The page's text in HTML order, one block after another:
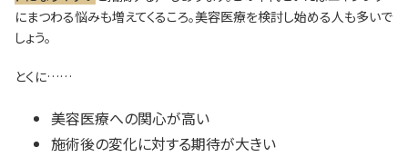
にまつわる悩みも増えてくるころ。美容医療を検討し始める人も多いで
しょう。
とくに……
美容医療への関心が高い
施術後の変化に対する期待が大きい